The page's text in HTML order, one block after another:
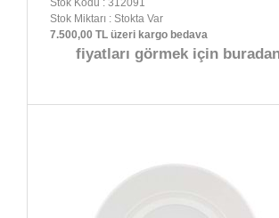
Stok Miktarı : Stokta Var
7.500,00 TL üzeri kargo bedava
fiyatları görmek için